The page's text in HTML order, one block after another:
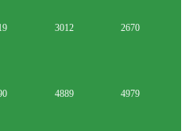
3012 2670
4889 4979